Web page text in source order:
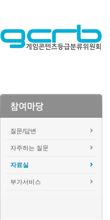
질문/답변
자주하는 질문
자료실
부가서비스